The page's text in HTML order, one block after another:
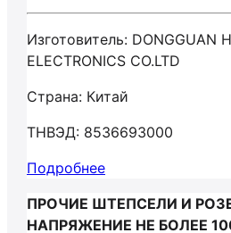
Изготовитель: DONGGUAN
ELECTRONICS CO.LTD
Страна: Китай
ТНВЭД: 8536693000
Подробнее
ПРОЧИЕ ШТЕПСЕЛИ И
НАПРЯЖЕНИЕ НЕ БОЛЕЕ